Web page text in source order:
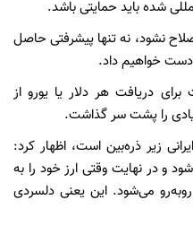
شده باید حمایتی باشد.
نشود، نه تنها پیشرفتی حاصل
دست خواهیم داد.
دریافت هر دلار یا یورو از
را پشت سر گذاشت.
زیر ذره‌بین است، اظهار کرد:
و در نهایت وقتی ارز خود را به
روبه‌رو می‌شود. این یعنی دلسردی